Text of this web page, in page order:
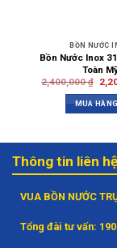
BỒN NƯỚC
Bồn Nước Inox
Toàn
2,400,000₫
MUA HÀNG
Thông tin liên hệ
VUA BỒN NƯỚC
Tổng đài tư vấn: